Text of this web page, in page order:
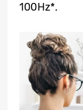
100Hz*.